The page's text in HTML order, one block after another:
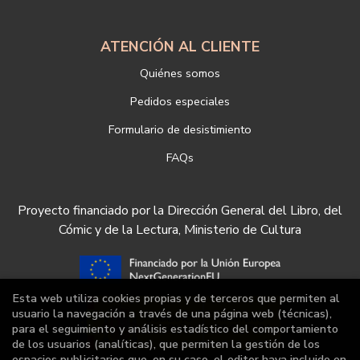
ATENCIÓN AL CLIENTE
Quiénes somos
Pedidos especiales
Formulario de desistimiento
FAQs
Proyecto financiado por la Dirección General del Libro, del
Cómic y de la Lectura, Ministerio de Cultura
Esta web utiliza cookies propias y de terceros que permiten al
usuario la navegación a través de una página web (técnicas),
para el seguimiento y análisis estadístico del comportamiento
de los usuarios (analíticas), que permiten la gestión de los